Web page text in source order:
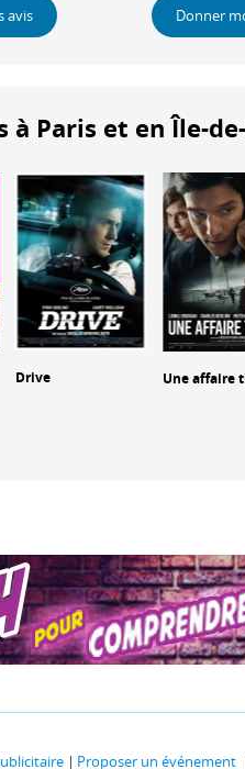
avis Donner
Paris et en Île-
Drive Une affaire
Proposer un événement